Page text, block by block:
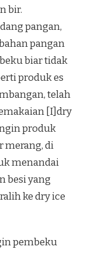
bir.
pangan,
pangan
biar tidak
produk es
telah
[I]dry
produk
merang, di
menandai
besi yang
ke dry ice
pembeku